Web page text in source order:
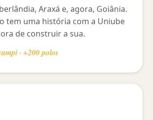
Araxá e, agora, Goiânia.
tem uma história com a Uniube
de construir a sua.
· +200 polos